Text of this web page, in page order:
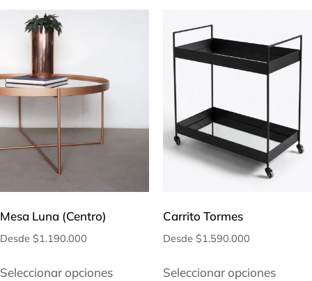
Mesa Luna (Centro)
Desde $1.190.000
Seleccionar opciones
Carrito Tormes
Desde $1.590.000
Seleccionar opciones